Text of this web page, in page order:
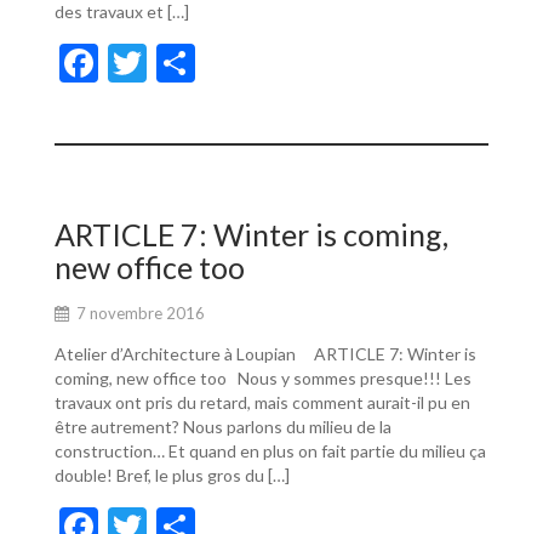
des travaux et […]
F
e
o
o
k
T
itt ta
er
ARTICLE 7: Winter is coming,
new office too
7 novembre 2016
Atelier d’Architecture à Loupian ARTICLE 7: Winter is
coming, new office too Nous y sommes presque!!! Les
travaux ont pris du retard, mais comment aurait-il pu en
être autrement? Nous parlons du milieu de la
construction… Et quand en plus on fait partie du milieu ça
double! Bref, le plus gros du […]